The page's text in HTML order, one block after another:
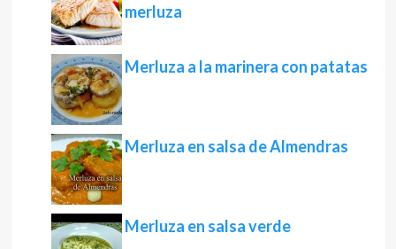
merluza
Merluza a la marinera con patatas
Merluza en salsa de Almendras
Merluza en salsa verde